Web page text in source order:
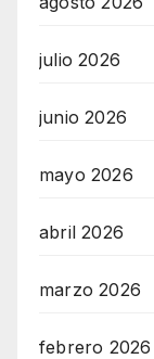
julio 2026
junio 2026
mayo 2026
abril 2026
marzo 2026
febrero 2026